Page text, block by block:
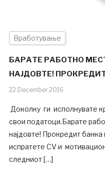
Вработување
БАРАТЕ РАБОТНО
НАЈДОВТЕ!
22.December.2016
Доколку ги исполнувате
свои податоци.Барате
најдовте! Прокредит
испратете CV и
следниот […]